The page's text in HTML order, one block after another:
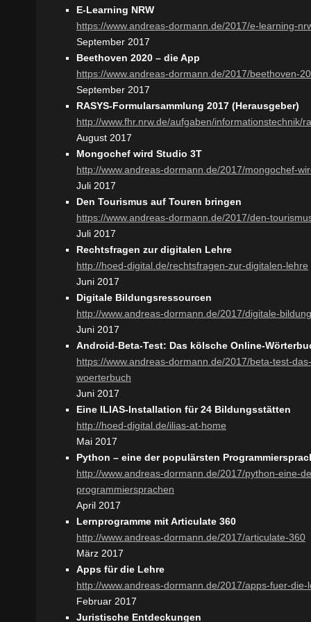
E-Learning NRW
https://www.andreas-dormann.de/2017/e-learning-
September 2017
Beethoven 2020 – die App
https://www.andreas-dormann.de/2017/beethoven-
September 2017
RASYS-Formularsammlung 2017 (Herausgeber)
http://www.fhr.nrw.de/aufgaben/informationstechnik/
August 2017
Mongochef wird Studio 3T
http://www.andreas-dormann.de/2017/mongochef-
Juli 2017
Den Tourismus auf Touren bringen
https://www.andreas-dormann.de/2017/den-
Juli 2017
Rechtsfragen zur digitalen Lehre
http://hoed-digital.de/rechtsfragen-zur-digitalen-lehre
Juni 2017
Digitale Bildungsressourcen
http://www.andreas-dormann.de/2017/digitale-
Juni 2017
Android-Beta-Test: Das kölsche Online-
https://www.andreas-dormann.de/2017/beta-test-
woerterbuch
Juni 2017
Eine ILIAS-Installation für 24 Bildungsstätten
http://hoed-digital.de/ilias-at-home
Mai 2017
Python – eine der populärsten
http://www.andreas-dormann.de/2017/python-eine-
programmiersprachen
April 2017
Lernprogramme mit Articulate 360
http://www.andreas-dormann.de/2017/articulate-360
März 2017
Apps für die Lehre
http://www.andreas-dormann.de/2017/apps-fuer-die-
Februar 2017
Juristische Entdeckungen